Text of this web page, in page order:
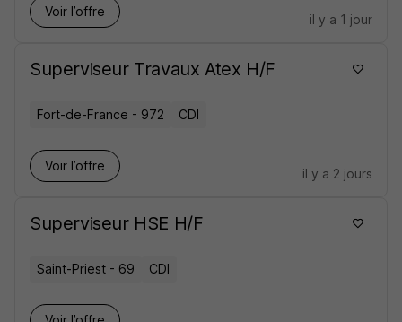
Voir l’offre
il y a 1 jour
Superviseur Travaux Atex H/F
Fort-de-France - 972 CDI
Voir l’offre
il y a 2 jours
Superviseur HSE H/F
Saint-Priest - 69 CDI